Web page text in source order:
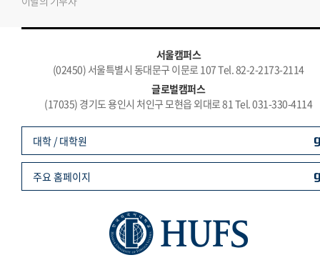
서울캠퍼스
(02450) 서울특별시 동대문구 이문로 107 Tel. 82-2-2173-2114
글로벌캠퍼스
(17035) 경기도 용인시 처인구 모현읍 외대로 81 Tel. 031-330-4114
대학 / 대학원
주요 홈페이지